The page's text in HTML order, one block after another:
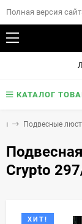
Полная версия
КАТАЛОГ
Подвесные
Crypto
ХИТ!